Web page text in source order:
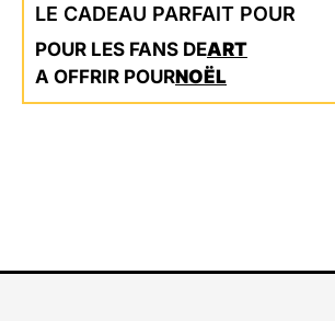
LE CADEAU PARFAIT POUR
POUR LES FANS DEART
A OFFRIR POURNOËL